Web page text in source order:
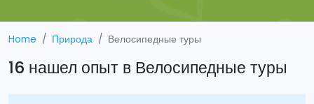
Home Природа Велосипедные туры
16 нашел опыт в Велосипедные туры